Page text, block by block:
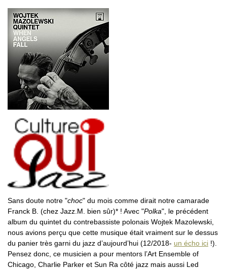
Sans doute notre "choc" du mois comme dirait notre camarade
Franck B. (chez Jazz.M. bien sûr)* ! Avec "Polka", le précédent
album du quintet du contrebassiste polonais Wojtek Mazolewski,
nous avions perçu que cette musique était vraiment sur le dessus
du panier très garni du jazz d’aujourd’hui (12/2018- un écho ici !).
Pensez donc, ce musicien a pour mentors l’Art Ensemble of
Chicago, Charlie Parker et Sun Ra côté jazz mais aussi Led